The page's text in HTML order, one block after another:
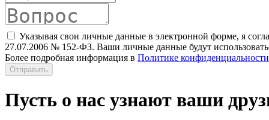
Указывая свои личные данные в электронной форме, я
27.07.2006 № 152-ФЗ. Ваши личные данные будут
Более подробная информация в Политике конфиденциальности
Отправить
Пусть о нас узнают ваши